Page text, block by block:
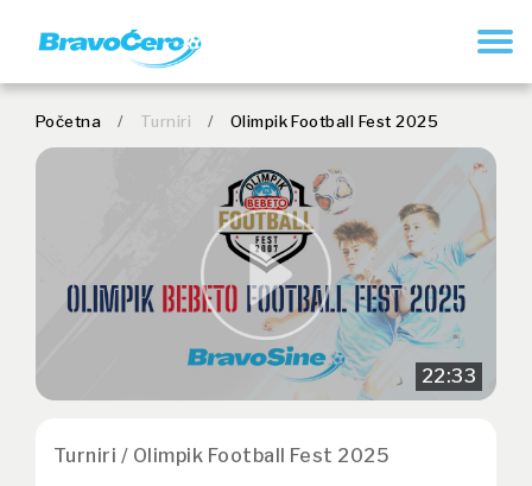
Početna / Turniri / Olimpik Football Fest 2025
22:33
Turniri / Olimpik Football Fest 2025